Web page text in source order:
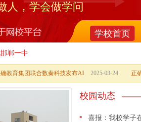
人，学会做学问
学校首页
郸一中
2025-03-24
教育集团联合数秦科技发布AI 正
校园动态
喜报：我校学子